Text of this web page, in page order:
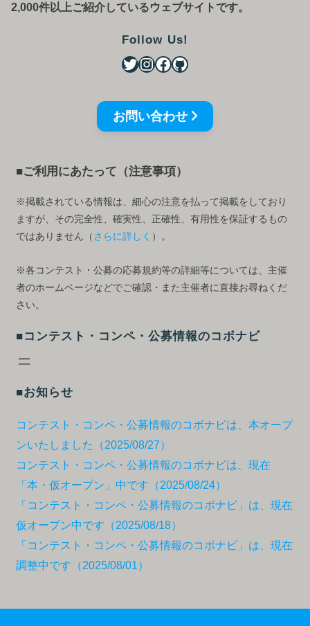
2,000件以上ご紹介しているウェブサイトです。
Follow Us!
お問い合わせ
■ご利用にあたって（注意事項）
※掲載されている情報は、細心の注意を払って掲載をしており
ますが、その完全性、確実性、正確性、有用性を保証するもの
ではありません（ さらに詳しく ）。
※各コンテスト・公募の応募規約等の詳細等については、主催
者のホームページなどでご確認・また主催者に直接お尋ねくだ
さい。
■コンテスト・コンペ・公募情報のコボナビ
■お知らせ
コンテスト・コンペ・公募情報のコボナビは、本オープ
ンいたしました（2025/08/27）
コンテスト・コンペ・公募情報のコボナビは、現在
「本・仮オープン」中です（2025/08/24）
「コンテスト・コンペ・公募情報のコボナビ」は、現在
仮オープン中です（2025/08/18）
「コンテスト・コンペ・公募情報のコボナビ」は、現在
調整中です（2025/08/01）